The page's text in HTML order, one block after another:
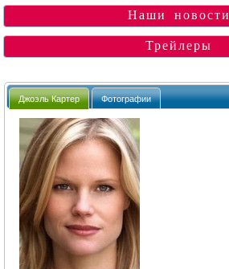
Наши новости
Трейлеры
Джоэль Картер Фотографии